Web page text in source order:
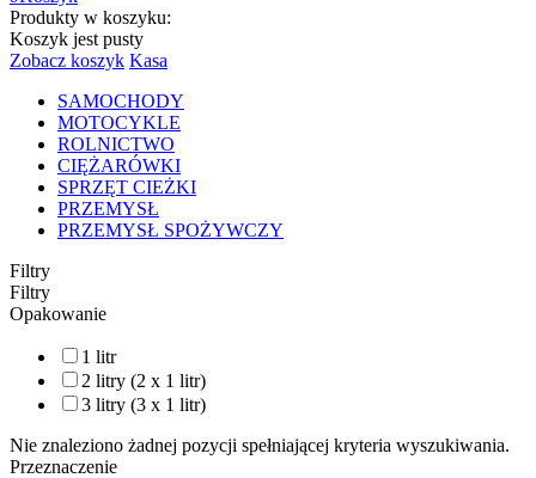
Produkty w koszyku:
Koszyk jest pusty
Zobacz koszyk Kasa
SAMOCHODY
MOTOCYKLE
ROLNICTWO
CIĘŻARÓWKI
SPRZĘT CIEŻKI
PRZEMYSŁ
PRZEMYSŁ SPOŻYWCZY
Filtry
Filtry
Opakowanie
1 litr
2 litry (2 x 1 litr)
3 litry (3 x 1 litr)
Nie znaleziono żadnej pozycji spełniającej kryteria wyszukiwania.
Przeznaczenie